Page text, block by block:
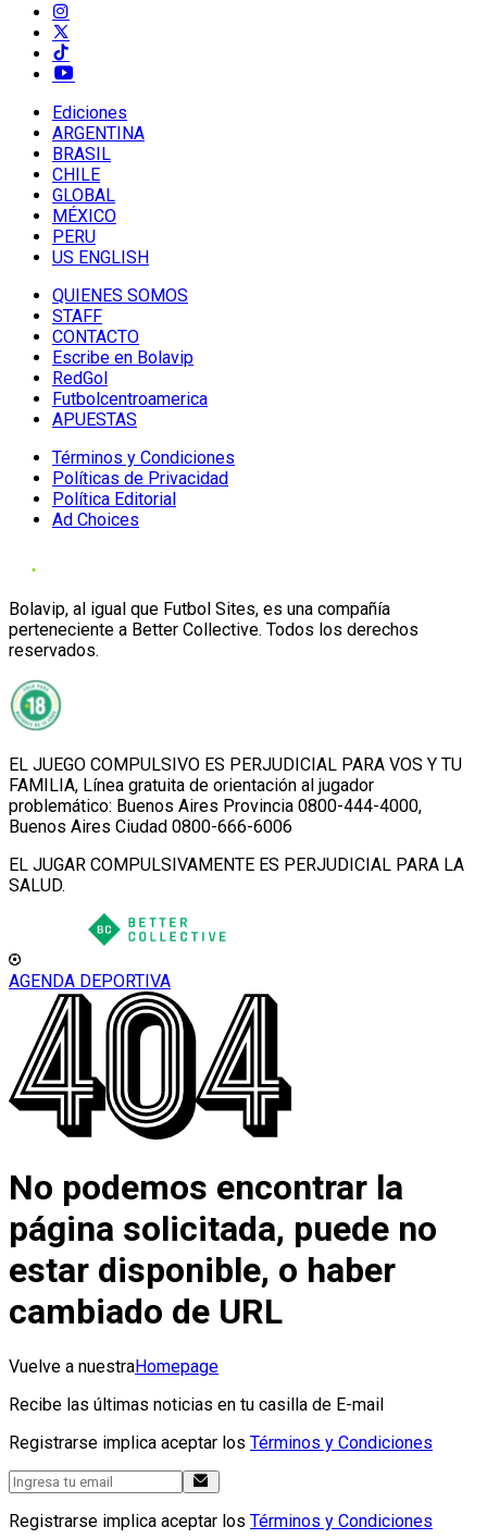
Ediciones
ARGENTINA
BRASIL
CHILE
GLOBAL
MÉXICO
PERU
US ENGLISH
QUIENES SOMOS
STAFF
CONTACTO
Escribe en Bolavip
RedGol
Futbolcentroamerica
APUESTAS
Términos y Condiciones
Políticas de Privacidad
Política Editorial
Ad Choices
Bolavip, al igual que Futbol Sites, es una compañía
perteneciente a Better Collective. Todos los derechos
reservados.
EL JUEGO COMPULSIVO ES PERJUDICIAL PARA VOS Y TU
FAMILIA, Línea gratuita de orientación al jugador
problemático: Buenos Aires Provincia 0800-444-4000,
Buenos Aires Ciudad 0800-666-6006
EL JUGAR COMPULSIVAMENTE ES PERJUDICIAL PARA LA
SALUD.
AGENDA DEPORTIVA
No podemos encontrar la
página solicitada, puede no
estar disponible, o haber
cambiado de URL
Vuelve a nuestraHomepage
Recibe las últimas noticias en tu casilla de E-mail
Registrarse implica aceptar los Términos y Condiciones
Registrarse implica aceptar los Términos y Condiciones